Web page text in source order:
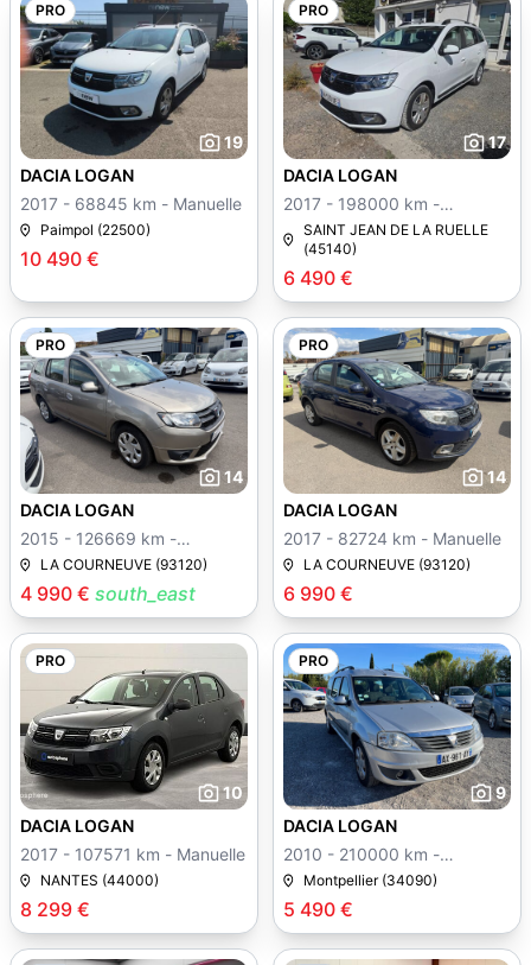
PRO
19
10 490 €
DACIA LOGAN
2017 - 68845 km - Manuelle
Paimpol (22500)
PRO
17
6 490 €
DACIA LOGAN
2017 - 198000 km -
Manuelle
SAINT JEAN DE LA RUELLE
(45140)
PRO
14
4 990 € south_east
DACIA LOGAN
2015 - 126669 km -
Manuelle
LA COURNEUVE (93120)
PRO
14
6 990 €
DACIA LOGAN
2017 - 82724 km - Manuelle
LA COURNEUVE (93120)
PRO
10
8 299 €
DACIA LOGAN
2017 - 107571 km - Manuelle
NANTES (44000)
PRO
9
5 490 €
DACIA LOGAN
2010 - 210000 km -
Manuelle
Montpellier (34090)